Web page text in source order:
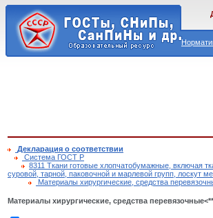
Декларация о соответствии
Cистема ГОСТ Р
8311 Ткани готовые хлопчатобумажные, включая
суровой, тарной, паковочной и марлевой групп, лоскут
Материалы хирургические, средства
Материалы хирургические, средства